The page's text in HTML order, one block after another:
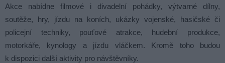
Akce nabídne filmové i divadelní pohádky, výtvarné dílny,
soutěže, hry, jízdu na koních, ukázky vojenské, hasičské či
policejní techniky, pouťové atrakce, hudební produkce,
motorkáře, kynology a jízdu vláčkem. Kromě toho budou
k dispozici další aktivity pro návštěvníky.